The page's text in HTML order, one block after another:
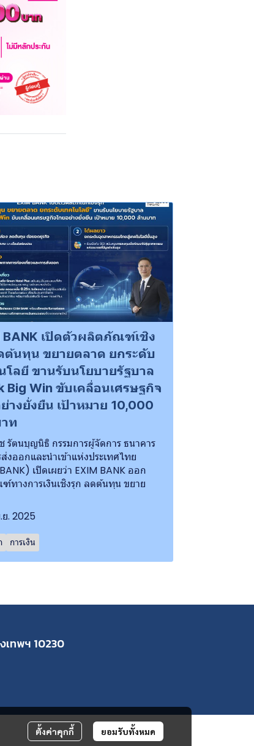
BANK เปิดตัวผลิตภัณฑ์เชิง
ต้นทุน ขยายตลาด ยกระดับ
โลยี ขานรับนโยบายรัฐบาล
Big Win ขับเคลื่อนเศรษฐกิจ
างยั่งยืน เป้าหมาย 10,000
ท
รัตนบุญนิธิ กรรมการผู้จัดการ ธนาคาร
งออกและนำเข้าแห่งประเทศไทย
เปิดเผยว่า EXIM BANK ออก
ทางการเงินเชิงรุก ลดต้นทุน ขยาย
ย. 2025
การเงิน
ตั้งค่าคุกกี้ ยอมรับทั้งหมด
เทพฯ 10230